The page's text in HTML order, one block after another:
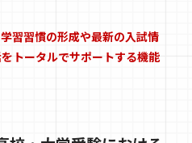
学習習慣の形成や最新の入試情
トータルでサポートする機能